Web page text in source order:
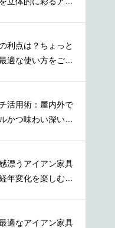
利点は？ちょっと
適な使い方をご紹
活用術：屋内外で
かつ味わい深い取
漂うアイアン家具
年変化を楽しむ秘
適なアイアン家具